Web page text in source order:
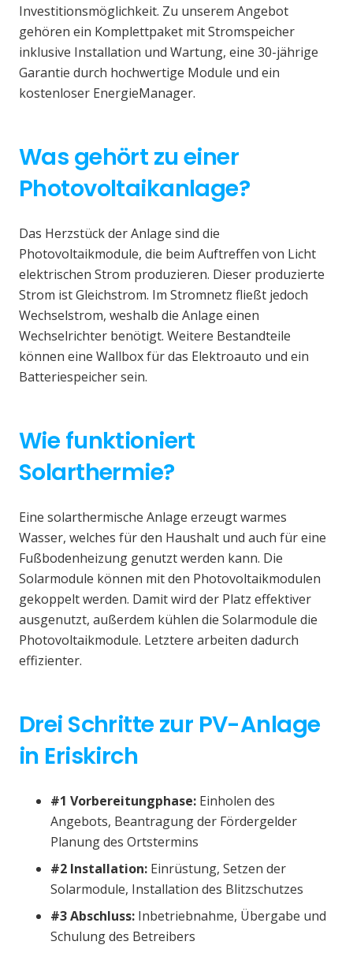
Investitionsmöglichkeit. Zu unserem Angebot
gehören ein Komplettpaket mit Stromspeicher
inklusive Installation und Wartung, eine 30-jährige
Garantie durch hochwertige Module und ein
kostenloser EnergieManager.
Was gehört zu einer
Photovoltaikanlage?
Das Herzstück der Anlage sind die
Photovoltaikmodule, die beim Auftreffen von Licht
elektrischen Strom produzieren. Dieser produzierte
Strom ist Gleichstrom. Im Stromnetz fließt jedoch
Wechselstrom, weshalb die Anlage einen
Wechselrichter benötigt. Weitere Bestandteile
können eine Wallbox für das Elektroauto und ein
Batteriespeicher sein.
Wie funktioniert
Solarthermie?
Eine solarthermische Anlage erzeugt warmes
Wasser, welches für den Haushalt und auch für eine
Fußbodenheizung genutzt werden kann. Die
Solarmodule können mit den Photovoltaikmodulen
gekoppelt werden. Damit wird der Platz effektiver
ausgenutzt, außerdem kühlen die Solarmodule die
Photovoltaikmodule. Letztere arbeiten dadurch
effizienter.
Drei Schritte zur PV-Anlage
in Eriskirch
#1 Vorbereitungphase: Einholen des
Angebots, Beantragung der Fördergelder
Planung des Ortstermins
#2 Installation: Einrüstung, Setzen der
Solarmodule, Installation des Blitzschutzes
#3 Abschluss: Inbetriebnahme, Übergabe und
Schulung des Betreibers